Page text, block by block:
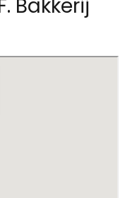
Bakkerij